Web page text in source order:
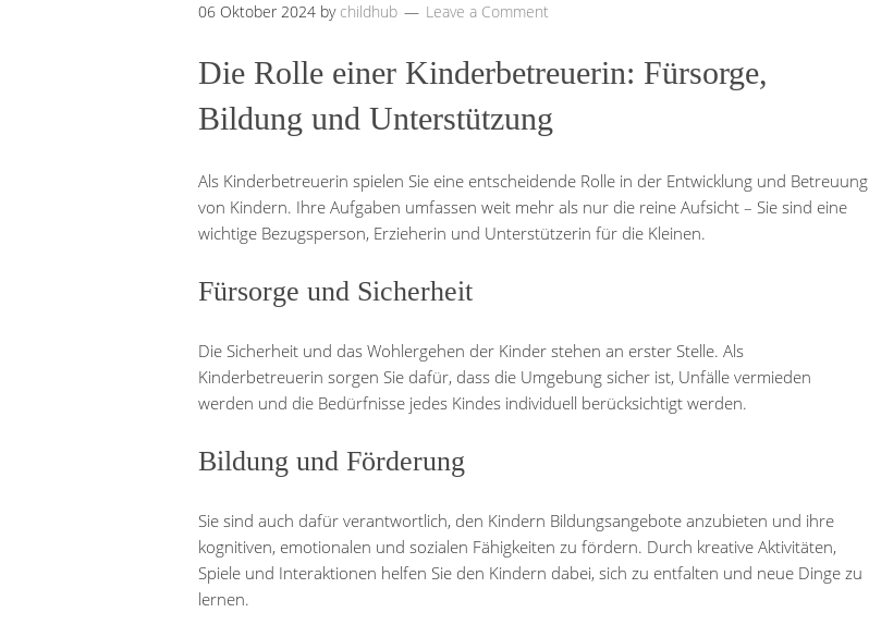
06 Oktober 2024 by childhub Leave a Comment
Die Rolle einer Kinderbetreuerin: Fürsorge,
Bildung und Unterstützung
Als Kinderbetreuerin spielen Sie eine entscheidende Rolle in der Entwicklung und Betreuung
von Kindern. Ihre Aufgaben umfassen weit mehr als nur die reine Aufsicht – Sie sind eine
wichtige Bezugsperson, Erzieherin und Unterstützerin für die Kleinen.
Fürsorge und Sicherheit
Die Sicherheit und das Wohlergehen der Kinder stehen an erster Stelle. Als
Kinderbetreuerin sorgen Sie dafür, dass die Umgebung sicher ist, Unfälle vermieden
werden und die Bedürfnisse jedes Kindes individuell berücksichtigt werden.
Bildung und Förderung
Sie sind auch dafür verantwortlich, den Kindern Bildungsangebote anzubieten und ihre
kognitiven, emotionalen und sozialen Fähigkeiten zu fördern. Durch kreative Aktivitäten,
Spiele und Interaktionen helfen Sie den Kindern dabei, sich zu entfalten und neue Dinge zu
lernen.